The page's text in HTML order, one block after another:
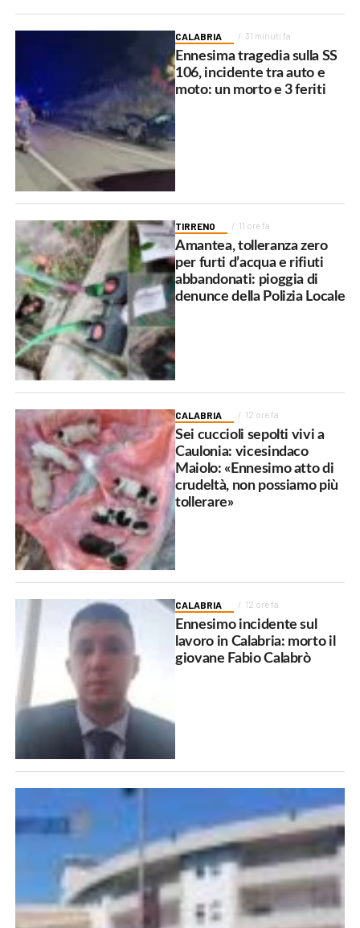
CALABRIA 31 minuti fa
Ennesima tragedia sulla SS
106, incidente tra auto e
moto: un morto e 3 feriti
TIRRENO 11 ore fa
Amantea, tolleranza zero
per furti d’acqua e rifiuti
abbandonati: pioggia di
denunce della Polizia Locale
CALABRIA 12 ore fa
Sei cuccioli sepolti vivi a
Caulonia: vicesindaco
Maiolo: «Ennesimo atto di
crudeltà, non possiamo più
tollerare»
CALABRIA 12 ore fa
Ennesimo incidente sul
lavoro in Calabria: morto il
giovane Fabio Calabrò